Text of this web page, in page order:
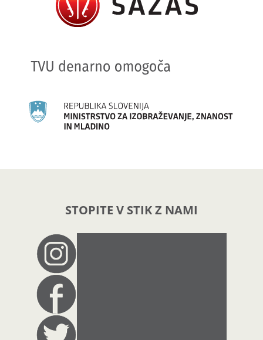
STOPITE V STIK Z NAMI